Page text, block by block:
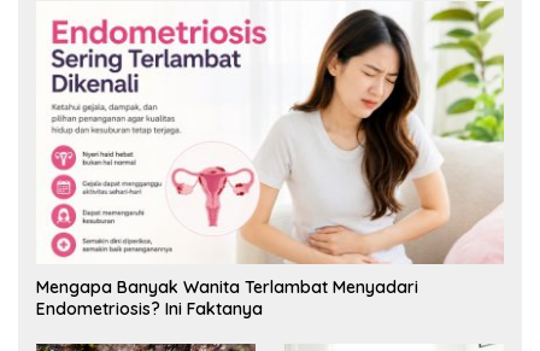
Mengapa Banyak Wanita Terlambat Menyadari
Endometriosis? Ini Faktanya